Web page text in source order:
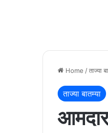
Home /ताज्या
ताज्या बातम्या